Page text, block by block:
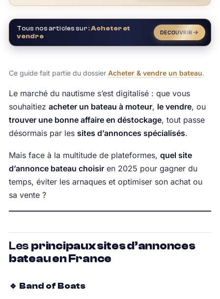
Tous nos articles sur :Acheter et
vendre
DECOUVRIR
Ce guide fait partie du dossier Acheter & vendre un bateau.
Le marché du nautisme s’est digitalisé : que vous
souhaitiez acheter un bateau à moteur, le vendre, ou
trouver une bonne affaire en déstockage, tout passe
désormais par les sites d’annonces spécialisés.
Mais face à la multitude de plateformes, quel site
d’annonce bateau choisiren 2025 pour gagner du
temps, éviter les arnaques et optimiser son achat ou
sa vente ?
Les principaux sites d’annonces
bateau en France
🔹 Band of Boats